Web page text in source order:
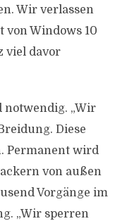
Wir verlassen
Windows 10
viel davor
notwendig. „Wir
Diese
Permanent wird
von außen
Vorgänge im
„Wir sperren